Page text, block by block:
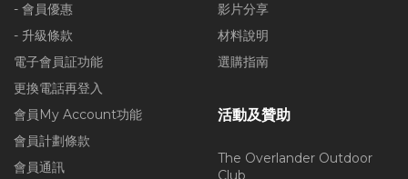
- 會員優惠
- 升級條款
電子會員証功能
更換電話再登入
會員My Account功能
會員計劃條款
會員通訊
影片分享
材料說明
選購指南
活動及贊助
The Overlander Outdoor
Club